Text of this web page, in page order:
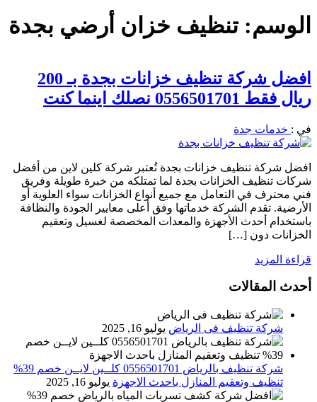
الوسم:تنظيف خزان أرضي بجدة
افضل شركة تنظيف خزانات بجدة بـ 200
ريال فقط 0556501701 نصلك اينما كنت
في : خدمات جدة
افضل شركة تنظيف خزانات بجدة تُعتبر شركة كلين لاين من أفضل
شركات تنظيف الخزانات بجدة لما تمتلكه من خبرة طويلة وفريق
فني محترف في التعامل مع جميع أنواع الخزانات سواء العلوية أو
الأرضية. تقدم الشركة خدماتها وفق أعلى معايير الجودة والنظافة
باستخدام أحدث الأجهزة والمعدات المخصصة لغسيل وتعقيم
الخزانات دون […]
قراءة المزيد
أحدث المقالات
شركة تنظيف فى الرياض يوليو 16, 2025
شركة تنظيف بالرياض 0556501701 كلــين لايــن خصم 39%
تنظيف وتعقيم المنازل باحدث الاجهزة يوليو 16, 2025